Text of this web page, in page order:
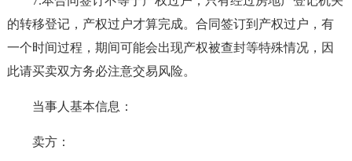
的转移登记，产权过户才算完成。合同签订到产权过户，有
一个时间过程，期间可能会出现产权被查封等特殊情况，因
此请买卖双方务必注意交易风险。
当事人基本信息：
卖方：